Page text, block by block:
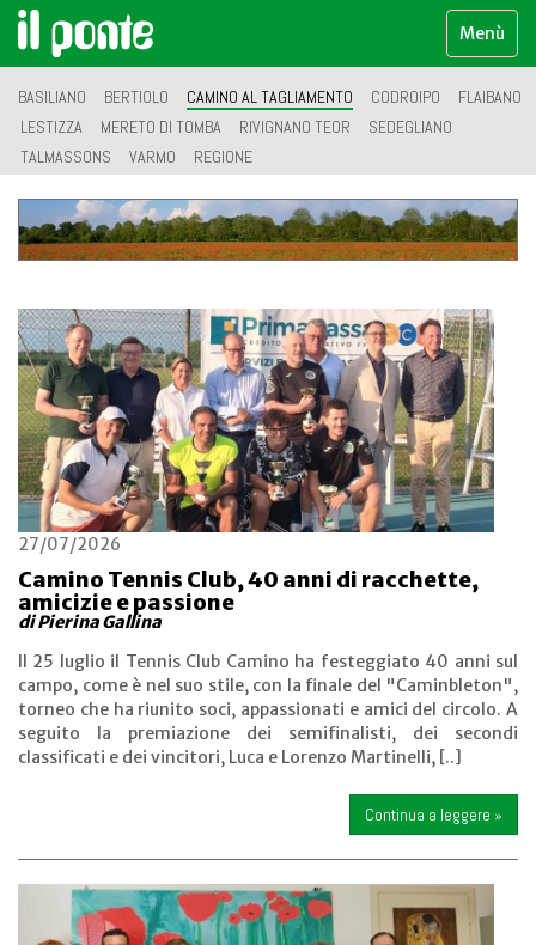
Menù
BASILIANO BERTIOLO CAMINO AL TAGLIAMENTO CODROIPO
FLAIBANO
LESTIZZA
MERETO DI TOMBA RIVIGNANO TEOR
SEDEGLIANO
TALMASSONS
VARMO REGIONE
27/07/2026
Camino Tennis Club, 40 anni di racchette,
amicizie e passione
di Pierina Gallina
Il 25 luglio il Tennis Club Camino ha festeggiato 40 anni sul
campo, come è nel suo stile, con la finale del "Caminbleton",
torneo che ha riunito soci, appassionati e amici del circolo. A
seguito la premiazione dei semifinalisti, dei secondi
classificati e dei vincitori, Luca e Lorenzo Martinelli, [..]
Continua a leggere »